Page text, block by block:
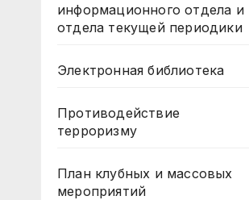
информационного отдела и
отдела текущей периодики
Электронная библиотека
Противодействие
терроризму
План клубных и массовых
мероприятий